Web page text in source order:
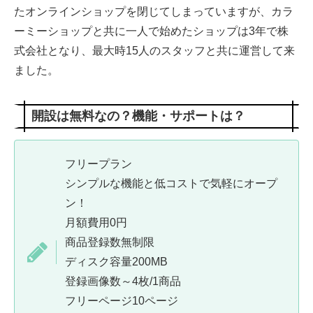
たオンラインショップを閉じてしまっていますが、カラ
ーミーショップと共に一人で始めたショップは3年で株
式会社となり、最大時15人のスタッフと共に運営して来
ました。
開設は無料なの？機能・サポートは？
フリープラン
シンプルな機能と低コストで気軽にオープ
ン！
月額費用0円
商品登録数無制限
ディスク容量200MB
登録画像数～4枚/1商品
フリーページ10ページ